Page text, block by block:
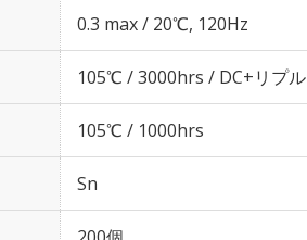
0.3 max / 20℃, 120Hz
105℃ / 3000hrs / DC+リプル
105℃ / 1000hrs
Sn